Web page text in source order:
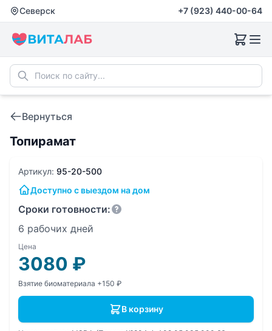
Северск +7 (923) 440-00-64
Вернуться
Топирамат
Артикул: 95-20-500
Доступно с выездом на дом
Сроки готовности:
6 рабочих дней
Цена
3080 ₽
Взятие биоматериала +150 ₽
В корзину